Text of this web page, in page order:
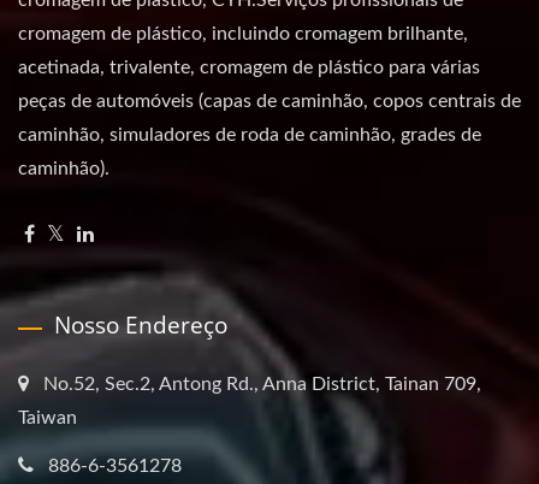
cromagem de plástico, incluindo cromagem brilhante,
acetinada, trivalente, cromagem de plástico para várias
peças de automóveis (capas de caminhão, copos centrais de
caminhão, simuladores de roda de caminhão, grades de
caminhão).
Nosso Endereço
No.52, Sec.2, Antong Rd., Anna District, Tainan 709,
Taiwan
886-6-3561278